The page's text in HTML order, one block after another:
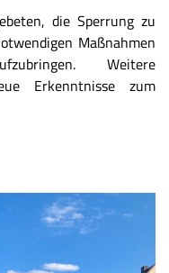
die Sperrung zu
Maßnahmen
Weitere
Erkenntnisse zum